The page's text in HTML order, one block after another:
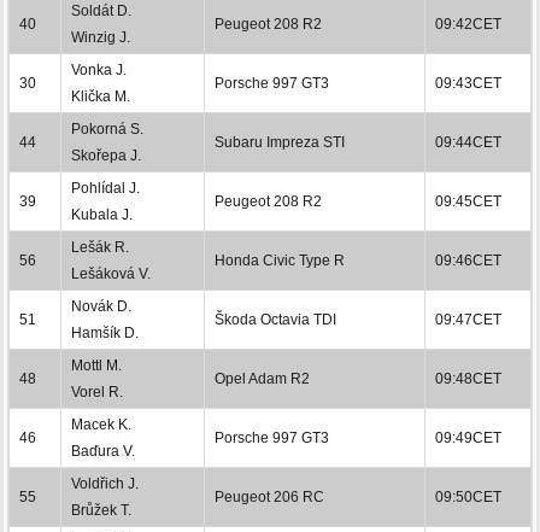
40
Soldát D.
Winzig J.
Peugeot 208 R2 09:42CET
30
Vonka J.
Klička M.
Porsche 997 GT3 09:43CET
44
Pokorná S.
Skořepa J.
Subaru Impreza STI 09:44CET
39
Pohlídal J.
Kubala J.
Peugeot 208 R2 09:45CET
56
Lešák R.
Lešáková V.
Honda Civic Type R 09:46CET
51
Novák D.
Hamšík D.
Škoda Octavia TDI 09:47CET
48
Mottl M.
Vorel R.
Opel Adam R2 09:48CET
46
Macek K.
Baďura V.
Porsche 997 GT3 09:49CET
55
Voldřich J.
Brůžek T.
Peugeot 206 RC 09:50CET